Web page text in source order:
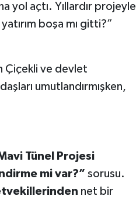
yol açtı. Yıllardır projeyle
boşa mı gitti?”
Çiçekli ve devlet
umutlandırmışken,
Tünel Projesi
mi var?” sorusu.
net bir